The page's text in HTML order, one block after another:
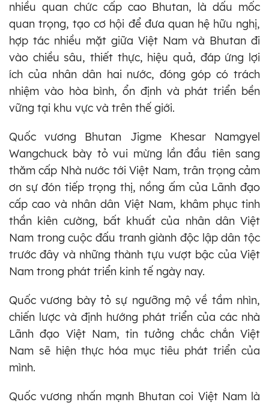
nhiều quan chức cấp cao Bhutan, là dấu mốc
quan trọng, tạo cơ hội để đưa quan hệ hữu nghị,
hợp tác nhiều mặt giữa Việt Nam và Bhutan đi
vào chiều sâu, thiết thực, hiệu quả, đáp ứng lợi
ích của nhân dân hai nước, đóng góp có trách
nhiệm vào hòa bình, ổn định và phát triển bền
vững tại khu vực và trên thế giới.
Quốc vương Bhutan Jigme Khesar Namgyel
Wangchuck bày tỏ vui mừng lần đầu tiên sang
thăm cấp Nhà nước tới Việt Nam, trân trọng cảm
ơn sự đón tiếp trọng thị, nồng ấm của Lãnh đạo
cấp cao và nhân dân Việt Nam, khâm phục tinh
thần kiên cường, bất khuất của nhân dân Việt
Nam trong cuộc đấu tranh giành độc lập dân tộc
trước đây và những thành tựu vượt bậc của Việt
Nam trong phát triển kinh tế ngày nay.
Quốc vương bày tỏ sự ngưỡng mộ về tầm nhìn,
chiến lược và định hướng phát triển của các nhà
Lãnh đạo Việt Nam, tin tưởng chắc chắn Việt
Nam sẽ hiện thực hóa mục tiêu phát triển của
mình.
Quốc vương nhấn mạnh Bhutan coi Việt Nam là